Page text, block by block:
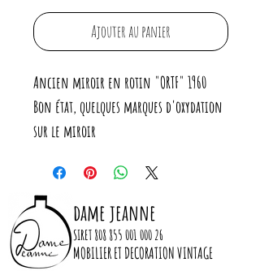
Ajouter au panier
Ancien miroir en rotin "ORTF" 1960
Bon état, quelques marques d'oxydation
sur le miroir
Hauteur: 60
Diamètre miroir: 23
dame jeanne
SIRET808 855 001 000 26
MOBILIER ET DECORATION VINTAGE